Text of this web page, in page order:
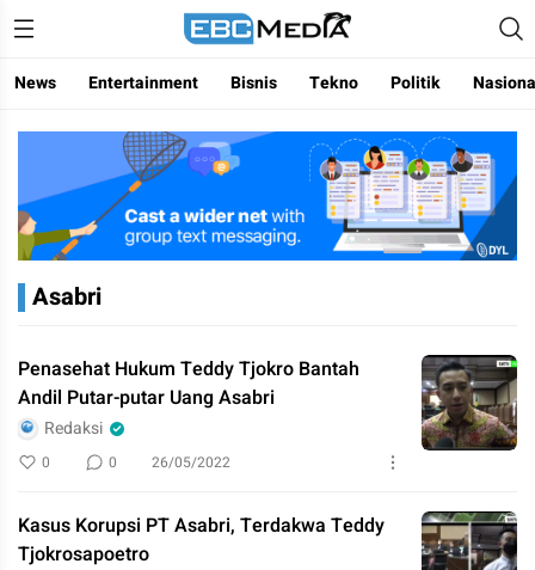
ebctvmedia
Menggapai Cakrawala Untuk Indonesia
News Entertainment Bisnis Tekno Politik
Asabri
Penasehat Hukum Teddy Tjokro Bantah
Andil Putar-putar Uang Asabri
Redaksi
0 0 26/05/2022
Kasus Korupsi PT Asabri, Terdakwa Teddy
Tjokrosapoetro